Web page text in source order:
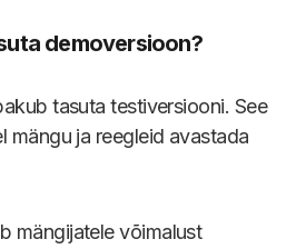
demoversioon?
tasuta testiversiooni. See
mängu ja reegleid avastada
mängijatele võimalust